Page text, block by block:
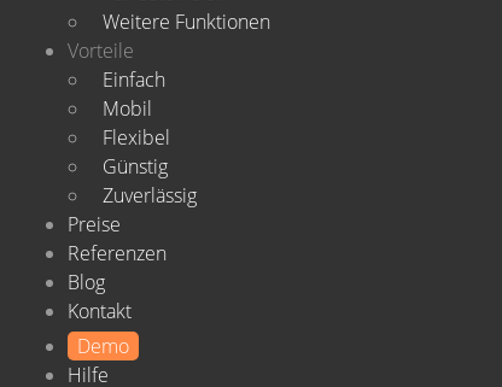
Weitere Funktionen
Vorteile
Einfach
Mobil
Flexibel
Günstig
Zuverlässig
Preise
Referenzen
Blog
Kontakt
Demo
Hilfe